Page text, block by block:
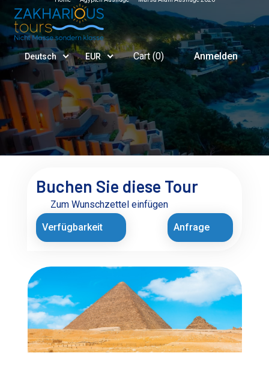
Deutsch EUR Cart (0) Anmelden
Buchen Sie diese Tour
Zum Wunschzettel einfügen
Verfügbarkeit
Anfrage